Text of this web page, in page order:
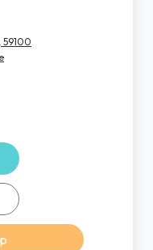
59100